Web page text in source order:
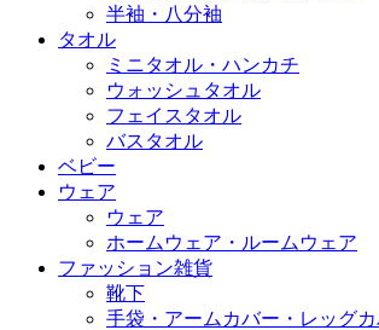
半袖・八分袖
タオル
ミニタオル・ハンカチ
ウォッシュタオル
フェイスタオル
バスタオル
ベビー
ウェア
ウェア
ホームウェア・ルームウェア
ファッション雑貨
靴下
手袋・アームカバー・レッグ